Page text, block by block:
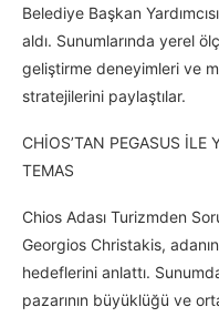
Belediye Başkan
aldı. Sunumlarında yerel
geliştirme deneyimleri ve
stratejilerini paylaştılar.
CHİOS’TAN PEGASUS
TEMAS
Chios Adası Turizmden
Georgios Christakis,
hedeflerini anlattı.
pazarının büyüklüğü ve orta